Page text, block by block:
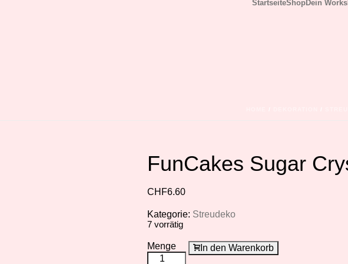
StartseiteShopDein
FunCakes Sugar
CHF6.60
Kategorie: Streudeko
7 vorrätig
Menge In den Warenkorb